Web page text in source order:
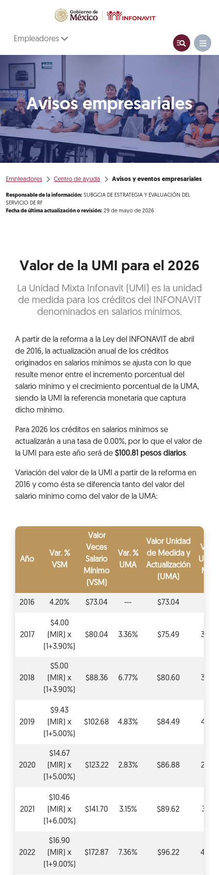
Empleadores
Avisos empresariales
Empleadores Centro de ayuda Avisos y eventos empresariales
Responsable de la información: SUBGCIA DE ESTRATEGIA Y EVALUACIÓN DEL
SERVICIO DE RF
Fecha de última actualización o revisión: 29 de mayo de 2026
Valor de la UMI para el 2026
La Unidad Mixta Infonavit (UMI) es la unidad
de medida para los créditos del INFONAVIT
denominados en salarios mínimos.
A partir de la reforma a la Ley del INFONAVIT de abril
de 2016, la actualización anual de los créditos
originados en salarios mínimos se ajusta con lo que
resulte menor entre el incremento porcentual del
salario mínimo y el crecimiento porcentual de la UMA,
siendo la UMI la referencia monetaria que captura
dicho mínimo.
Para 2026 los créditos en salarios mínimos se
actualizarán a una tasa de 0.00%, por lo que el valor de
la UMI para este año será de $100.81 pesos diarios.
Variación del valor de la UMI a partir de la reforma en
2016 y como ésta se diferencia tanto del valor del
salario mínimo como del valor de la UMA:
Año
Var. %
VSM
Valor
Veces
Salario
Mínimo
(VSM)
Var. %
UMA
Valor Unidad
de Medida y
Actualización
(UMA)
Var.
2016 4.20% $73.04 --- $73.04
2017
$4.00
(MIR) x
(1+3.90%)
$80.04 3.36% $75.49
2018
$5.00
(MIR) x
(1+3.90%)
$88.36 6.77% $80.60
2019
$9.43
(MIR) x
(1+5.00%)
$102.68 4.83% $84.49
2020
$14.67
(MIR) x
(1+5.00%)
$123.22 2.83% $86.88
2021
$10.46
(MIR) x
(1+6.00%)
$141.70 3.15% $89.62
2022
$16.90
(MIR) x
(1+9.00%)
$172.87 7.36% $96.22